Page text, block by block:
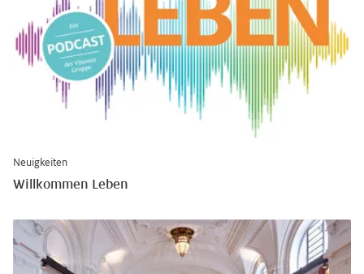
Neuigkeiten
Willkommen Leben